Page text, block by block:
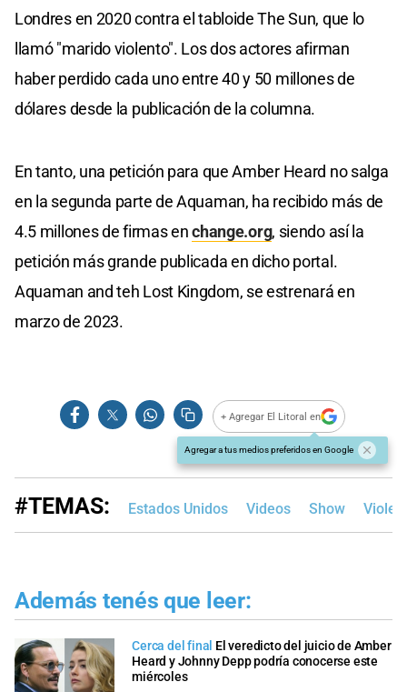
Londres en 2020 contra el tabloide The Sun, que lo
llamó "marido violento". Los dos actores afirman
haber perdido cada uno entre 40 y 50 millones de
dólares desde la publicación de la columna.
En tanto, una petición para que Amber Heard no salga
en la segunda parte de Aquaman, ha recibido más de
4.5 millones de firmas enchange.org, siendo así la
petición más grande publicada en dicho portal.
Aquaman and teh Lost Kingdom, se estrenará en
marzo de 2023.
+ Agregar El Litoral en
Agregar a tus medios preferidos en Google
#TEMAS: Estados Unidos Videos Show
Además tenés que leer:
Cerca del final El veredicto del juicio de Amber
Heard y Johnny Depp podría conocerse este
miércoles